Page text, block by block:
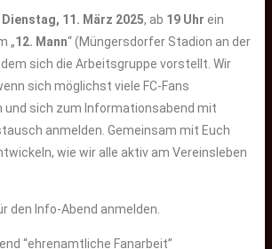
Dienstag, 11. März 2025, ab 19 Uhr ein
„12. Mann“ (Müngersdorfer Stadion an der
sich die Arbeitsgruppe vorstellt. Wir
sich möglichst viele FC-Fans
und sich zum Informationsabend mit
anmelden. Gemeinsam mit Euch
wie wir alle aktiv am Vereinsleben
den Info-Abend anmelden.
“ehrenamtliche Fanarbeit”